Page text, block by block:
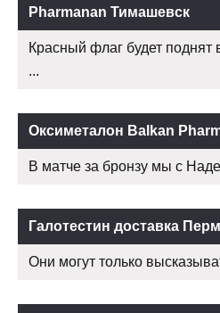
Pharmanan Тимашевск
Красный флаг будет
...
Оксиметалон Balkan
В матче за бронзу мы с
Галотестин доставка
Они могут только